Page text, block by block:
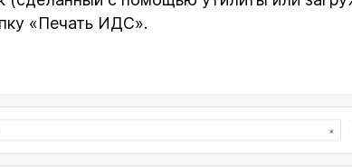
«Печать ИДС».